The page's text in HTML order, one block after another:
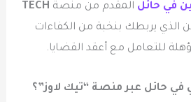
في حائل المقدم من منصة TECH
الذي يربطك بنخبة من الكفاءات
للتعامل مع أعقد القضايا.
في حائل عبر منصة “تيك لاوز”؟